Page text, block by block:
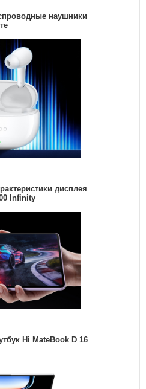
наушники
дисплея
Infinity
Hi MateBook D 16